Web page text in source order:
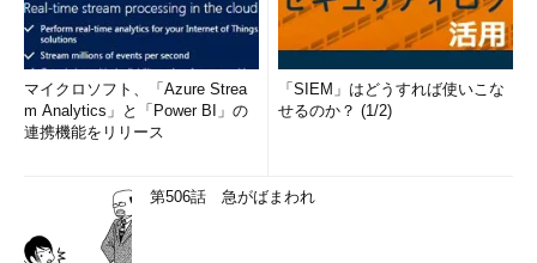
NET ACCOUNTS
[/FORCELOGOFF:{分 | NO}] [/MINPWLEN:文字数]
[/MAXPWAGE:{日数 | UNLIMITED}] [/MINPWAGE:日
数]
[/UNIQUEPW:数値] [/DOMAIN]
NET ACCOUNTS は、ユーザー アカウント データベースを
更新し、すべての
マイクロソフト、「Azure Strea
m Analytics」と「Power BI」の
連携機能をリリース
「SIEM」はどうすれば使いこな
せるのか？ (1/2)
第506話 急がばまわれ